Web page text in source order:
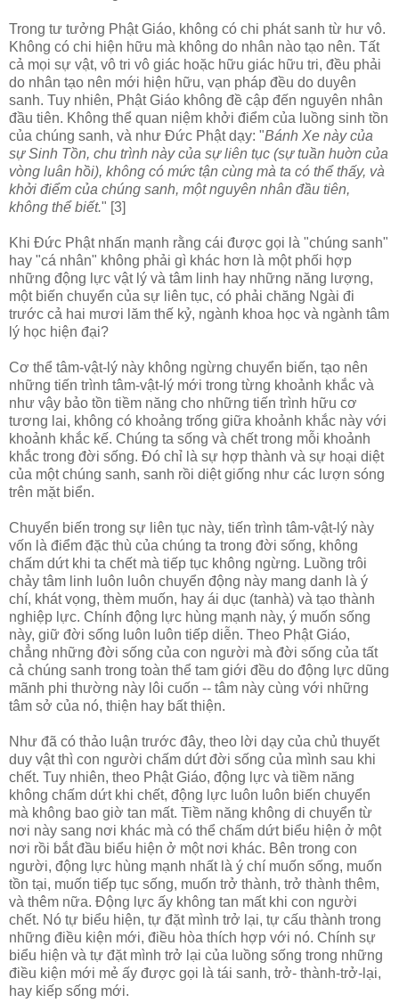
Trong tư tưởng Phật Giáo, không có chi phát sanh từ hư vô.
Không có chi hiện hữu mà không do nhân nào tạo nên. Tất
cả mọi sự vật, vô tri vô giác hoặc hữu giác hữu tri, đều phải
do nhân tạo nên mới hiện hữu, vạn pháp đều do duyên
sanh. Tuy nhiên, Phật Giáo không đề cập đến nguyên nhân
đầu tiên. Không thể quan niệm khởi điểm của luồng sinh tồn
của chúng sanh, và như Ðức Phật dạy: "Bánh Xe này của
sự Sinh Tồn, chu trình này của sự liên tục (sự tuần huờn của
vòng luân hồi), không có mức tận cùng mà ta có thể thấy, và
khởi điểm của chúng sanh, một nguyên nhân đầu tiên,
không thể biết." [3]
Khi Ðức Phật nhấn mạnh rằng cái được gọi là "chúng sanh"
hay "cá nhân" không phải gì khác hơn là một phối hợp
những động lực vật lý và tâm linh hay những năng lượng,
một biến chuyển của sự liên tục, có phải chăng Ngài đi
trước cả hai mươi lăm thế kỷ, ngành khoa học và ngành tâm
lý học hiện đại?
Cơ thể tâm-vật-lý này không ngừng chuyển biến, tạo nên
những tiến trình tâm-vật-lý mới trong từng khoảnh khắc và
như vậy bảo tồn tiềm năng cho những tiến trình hữu cơ
tương lai, không có khoảng trống giữa khoảnh khắc này với
khoảnh khắc kế. Chúng ta sống và chết trong mỗi khoảnh
khắc trong đời sống. Ðó chỉ là sự hợp thành và sự hoại diệt
của một chúng sanh, sanh rồi diệt giống như các lượn sóng
trên mặt biển.
Chuyển biến trong sự liên tục này, tiến trình tâm-vật-lý này
vốn là điểm đặc thù của chúng ta trong đời sống, không
chấm dứt khi ta chết mà tiếp tục không ngừng. Luồng trôi
chảy tâm linh luôn luôn chuyển động này mang danh là ý
chí, khát vọng, thèm muốn, hay ái dục (tanhà) và tạo thành
nghiệp lực. Chính động lực hùng mạnh này, ý muốn sống
này, giữ đời sống luôn luôn tiếp diễn. Theo Phật Giáo,
chẳng những đời sống của con người mà đời sống của tất
cả chúng sanh trong toàn thể tam giới đều do động lực dũng
mãnh phi thường này lôi cuốn -- tâm này cùng với những
tâm sở của nó, thiện hay bất thiện.
Như đã có thảo luận trước đây, theo lời dạy của chủ thuyết
duy vật thì con người chấm dứt đời sống của mình sau khi
chết. Tuy nhiên, theo Phật Giáo, động lực và tiềm năng
không chấm dứt khi chết, động lực luôn luôn biến chuyển
mà không bao giờ tan mất. Tiềm năng không di chuyển từ
nơi này sang nơi khác mà có thể chấm dứt biểu hiện ở một
nơi rồi bắt đầu biểu hiện ở một nơi khác. Bên trong con
người, động lực hùng mạnh nhất là ý chí muốn sống, muốn
tồn tại, muốn tiếp tục sống, muốn trở thành, trở thành thêm,
và thêm nữa. Ðộng lực ấy không tan mất khi con người
chết. Nó tự biểu hiện, tự đặt mình trở lại, tự cấu thành trong
những điều kiện mới, điều hòa thích hợp với nó. Chính sự
biểu hiện và tự đặt mình trở lại của luồng sống trong những
điều kiện mới mẻ ấy được gọi là tái sanh, trở- thành-trở-lại,
hay kiếp sống mới.